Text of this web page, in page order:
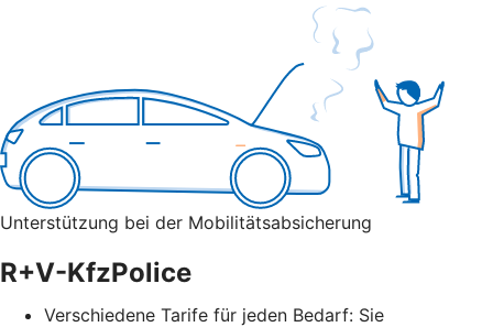
Unterstützung bei der Mobilitätsabsicherung
R+V-KfzPolice
Verschiedene Tarife für jeden Bedarf: Sie